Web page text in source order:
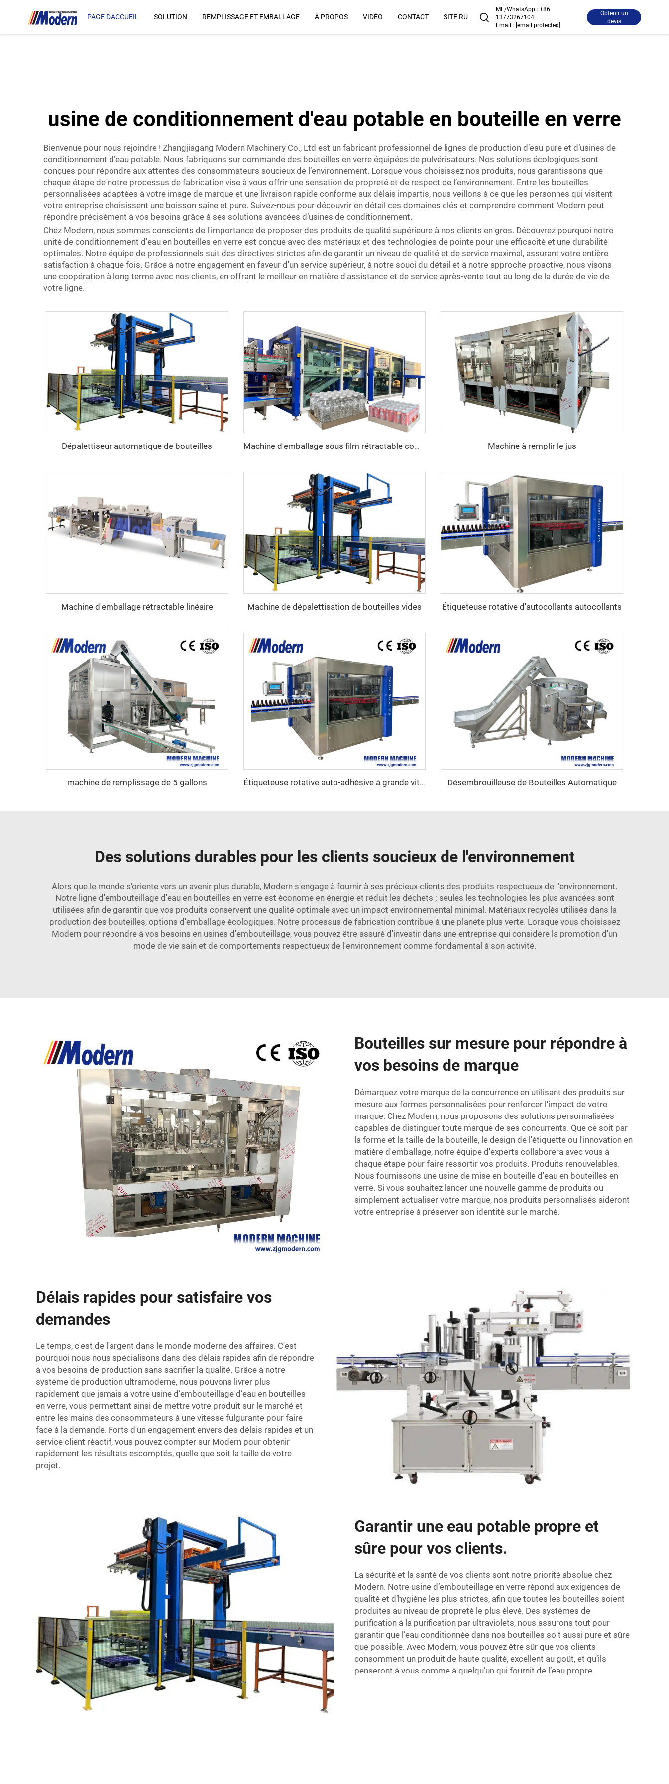
PAGE D'ACCUEIL SOLUTION REMPLISSAGE ET EMBALLAGE À PROPOS VIDÉO CONTACT SITE RU
MF/WhatsApp : +86
13773267104
Email : [email protected]
Obtenir un
devis
usine de conditionnement d'eau potable en bouteille en verre
Bienvenue pour nous rejoindre ! Zhangjiagang Modern Machinery Co., Ltd est un fabricant professionnel de lignes de production d’eau pure et d’usines de
conditionnement d’eau potable. Nous fabriquons sur commande des bouteilles en verre équipées de pulvérisateurs. Nos solutions écologiques sont
conçues pour répondre aux attentes des consommateurs soucieux de l’environnement. Lorsque vous choisissez nos produits, nous garantissons que
chaque étape de notre processus de fabrication vise à vous offrir une sensation de propreté et de respect de l’environnement. Entre les bouteilles
personnalisées adaptées à votre image de marque et une livraison rapide conforme aux délais impartis, nous veillons à ce que les personnes qui visitent
votre entreprise choisissent une boisson saine et pure. Suivez-nous pour découvrir en détail ces domaines clés et comprendre comment Modern peut
répondre précisément à vos besoins grâce à ses solutions avancées d’usines de conditionnement.
Chez Modern, nous sommes conscients de l'importance de proposer des produits de qualité supérieure à nos clients en gros. Découvrez pourquoi notre
unité de conditionnement d'eau en bouteilles en verre est conçue avec des matériaux et des technologies de pointe pour une efficacité et une durabilité
optimales. Notre équipe de professionnels suit des directives strictes afin de garantir un niveau de qualité et de service maximal, assurant votre entière
satisfaction à chaque fois. Grâce à notre engagement en faveur d'un service supérieur, à notre souci du détail et à notre approche proactive, nous visons
une coopération à long terme avec nos clients, en offrant le meilleur en matière d'assistance et de service après-vente tout au long de la durée de vie de
votre ligne.
Dépalettiseur automatique de bouteilles Machine d'emballage sous film rétractable combinée pour demi-barquettes en carton Machine à remplir le jus
Machine d'emballage rétractable linéaire Machine de dépalettisation de bouteilles vides Étiqueteuse rotative d'autocollants autocollants
machine de remplissage de 5 gallons Étiqueteuse rotative auto-adhésive à grande vitesse Désembrouilleuse de Bouteilles Automatique
Des solutions durables pour les clients soucieux de l'environnement
Alors que le monde s'oriente vers un avenir plus durable, Modern s'engage à fournir à ses précieux clients des produits respectueux de l'environnement.
Notre ligne d'embouteillage d'eau en bouteilles en verre est économe en énergie et réduit les déchets ; seules les technologies les plus avancées sont
utilisées afin de garantir que vos produits conservent une qualité optimale avec un impact environnemental minimal. Matériaux recyclés utilisés dans la
production des bouteilles, options d'emballage écologiques. Notre processus de fabrication contribue à une planète plus verte. Lorsque vous choisissez
Modern pour répondre à vos besoins en usines d'embouteillage, vous pouvez être assuré d'investir dans une entreprise qui considère la promotion d'un
mode de vie sain et de comportements respectueux de l'environnement comme fondamental à son activité.
Bouteilles sur mesure pour répondre à
vos besoins de marque
Démarquez votre marque de la concurrence en utilisant des produits sur
mesure aux formes personnalisées pour renforcer l'impact de votre
marque. Chez Modern, nous proposons des solutions personnalisées
capables de distinguer toute marque de ses concurrents. Que ce soit par
la forme et la taille de la bouteille, le design de l'étiquette ou l'innovation en
matière d'emballage, notre équipe d'experts collaborera avec vous à
chaque étape pour faire ressortir vos produits. Produits renouvelables.
Nous fournissons une usine de mise en bouteille d'eau en bouteilles en
verre. Si vous souhaitez lancer une nouvelle gamme de produits ou
simplement actualiser votre marque, nos produits personnalisés aideront
votre entreprise à préserver son identité sur le marché.
Délais rapides pour satisfaire vos
demandes
Le temps, c'est de l'argent dans le monde moderne des affaires. C'est
pourquoi nous nous spécialisons dans des délais rapides afin de répondre
à vos besoins de production sans sacrifier la qualité. Grâce à notre
système de production ultramoderne, nous pouvons livrer plus
rapidement que jamais à votre usine d’embouteillage d’eau en bouteilles
en verre, vous permettant ainsi de mettre votre produit sur le marché et
entre les mains des consommateurs à une vitesse fulgurante pour faire
face à la demande. Forts d'un engagement envers des délais rapides et un
service client réactif, vous pouvez compter sur Modern pour obtenir
rapidement les résultats escomptés, quelle que soit la taille de votre
projet.
Garantir une eau potable propre et
sûre pour vos clients.
La sécurité et la santé de vos clients sont notre priorité absolue chez
Modern. Notre usine d’embouteillage en verre répond aux exigences de
qualité et d’hygiène les plus strictes, afin que toutes les bouteilles soient
produites au niveau de propreté le plus élevé. Des systèmes de
purification à la purification par ultraviolets, nous assurons tout pour
garantir que l’eau conditionnée dans nos bouteilles soit aussi pure et sûre
que possible. Avec Modern, vous pouvez être sûr que vos clients
consomment un produit de haute qualité, excellent au goût, et qu’ils
penseront à vous comme à quelqu’un qui fournit de l’eau propre.